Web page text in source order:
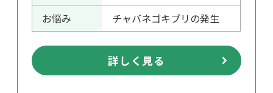
お悩み
チャバネゴキブリの発生
詳しく見る